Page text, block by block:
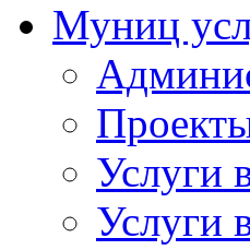
Муниц
Услуги
Услуги